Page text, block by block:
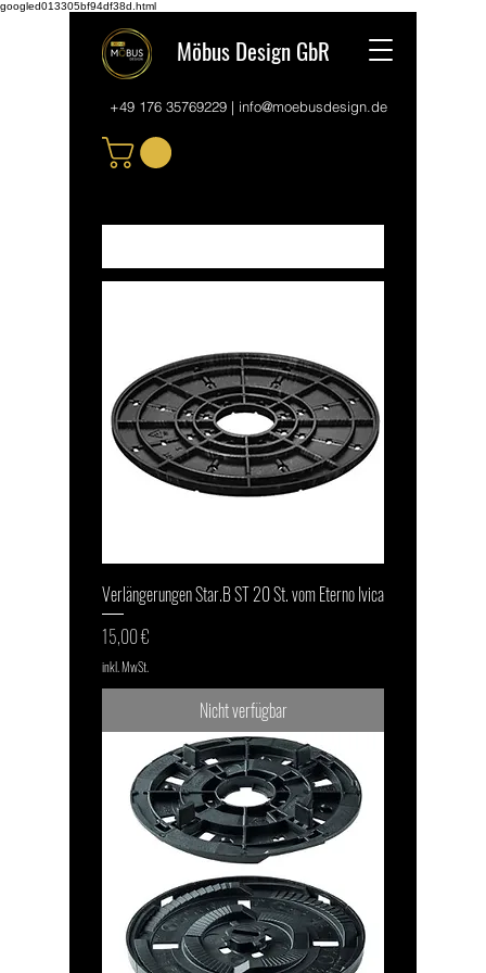
googled013305bf94df38d.html
Möbus Design GbR
+49 176 35769229| info@moebusdesign.de
Verlängerungen Star.B ST 20 St. vom Eterno Ivica
Preis
15,00 €
inkl. MwSt.
Nicht verfügbar